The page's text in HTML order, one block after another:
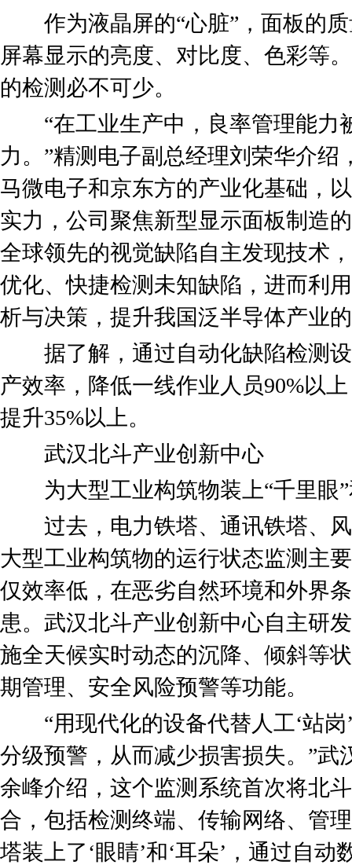
作为液晶屏的“心脏”，面板的质
屏幕显示的亮度、对比度、色彩等
的检测必不可少。
“在工业生产中，良率管理能力
力。”精测电子副总经理刘荣华介绍
马微电子和京东方的产业化基础，
实力，公司聚焦新型显示面板制造
全球领先的视觉缺陷自主发现技术
优化、快捷检测未知缺陷，进而利
析与决策，提升我国泛半导体产业
据了解，通过自动化缺陷检测设
产效率，降低一线作业人员90%以
提升35%以上。
武汉北斗产业创新中心
为大型工业构筑物装上“千里眼”
过去，电力铁塔、通讯铁塔、风
大型工业构筑物的运行状态监测主
仅效率低，在恶劣自然环境和外界
患。武汉北斗产业创新中心自主研
施全天候实时动态的沉降、倾斜等
期管理、安全风险预警等功能。
“用现代化的设备代替人工‘站岗
分级预警，从而减少损害损失。”武
余峰介绍，这个监测系统首次将北
合，包括检测终端、传输网络、管
塔装上了‘眼睛’和‘耳朵’，通过自